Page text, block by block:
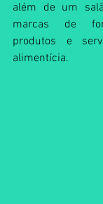
além de um
marcas de
produtos e
alimentícia.